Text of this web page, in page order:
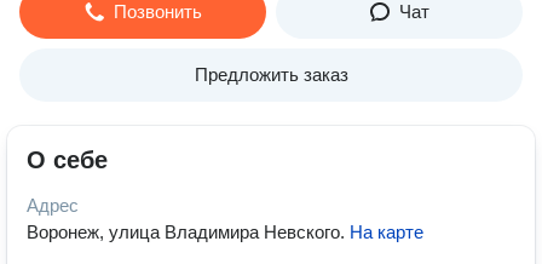
Позвонить Чат
Предложить заказ
О себе
Адрес
Воронеж, улица Владимира Невского. На карте